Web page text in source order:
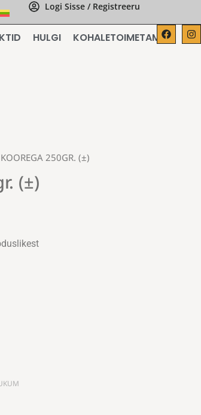
Logi Sisse / Registreeru
HULGI KOHALETOIMETAMINE
250GR. (±)
(±)